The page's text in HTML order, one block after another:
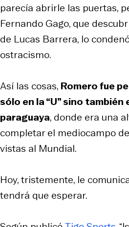
parecía abrirle las puertas,
Fernando Gago, que
de Lucas Barrera, lo
ostracismo.
Así las cosas, Romero fue
sólo en la “U” sino también
paraguaya, donde era una
completar el mediocampo
vistas al Mundial.
Hoy, tristemente, le
tendrá que esperar.